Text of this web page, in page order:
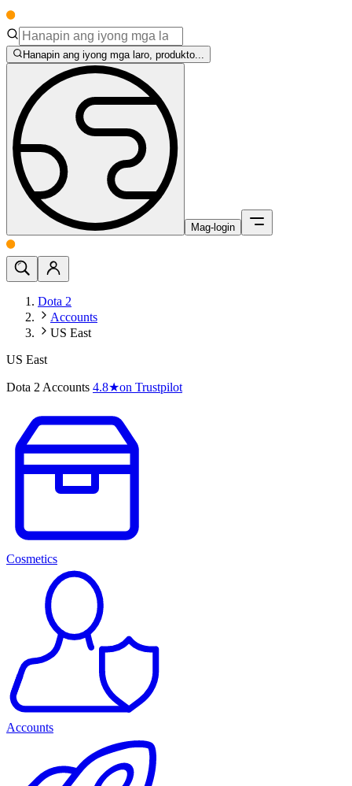
Hanapin ang iyong mga laro, produkto...
Mag-login
Dota 2
Accounts
US East
US East
Dota 2 Accounts 4.8★on Trustpilot
Cosmetics
Accounts